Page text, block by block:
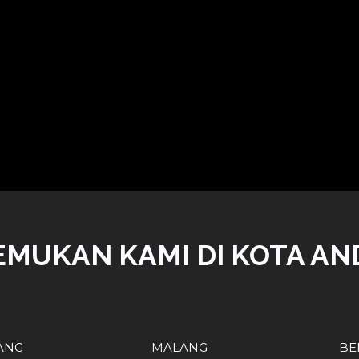
KAMI DI KOTA
MALANG